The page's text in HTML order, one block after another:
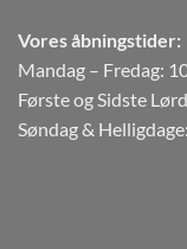
Vores åbningstider:
Mandag – Fredag:
Første og Sidste
Søndag &